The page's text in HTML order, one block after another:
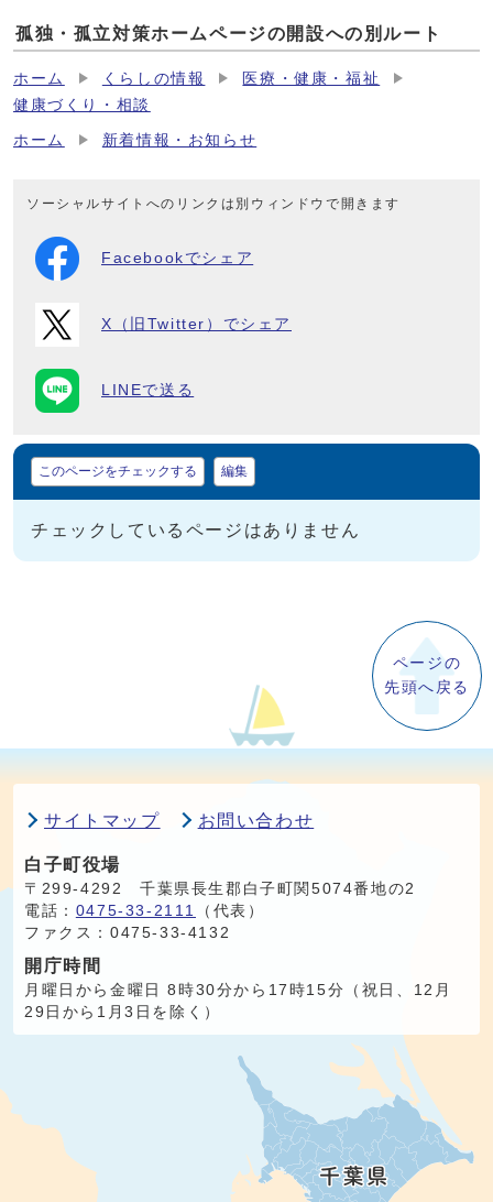
孤独・孤立対策ホームページの開設への別ルート
ホーム くらしの情報
医療・健康・福祉
健康づくり・相談
ホーム 新着情報・お知らせ
ソーシャルサイトへのリンクは別ウィンドウで開きます
Facebookでシェア
X（旧Twitter）でシェア
LINEで送る
マイページ
このページをチェックする 編集
チェックしているページはありません
ページの
先頭へ戻る
サイトマップ お問い合わせ
白子町役場
〒299-4292 千葉県長生郡白子町関5074番地の2
電話： 0475-33-2111
（代表）
ファクス：0475-33-4132
開庁時間
月曜日から金曜日 8時30分から17時15分（祝日、12月
29日から1月3日を除く）